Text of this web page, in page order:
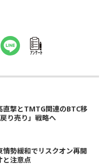
ｱﾝｹｰﾄ
直撃とTMTG関連のBTC移
り売り」戦略へ
情勢緩和でリスクオン再開
と注意点